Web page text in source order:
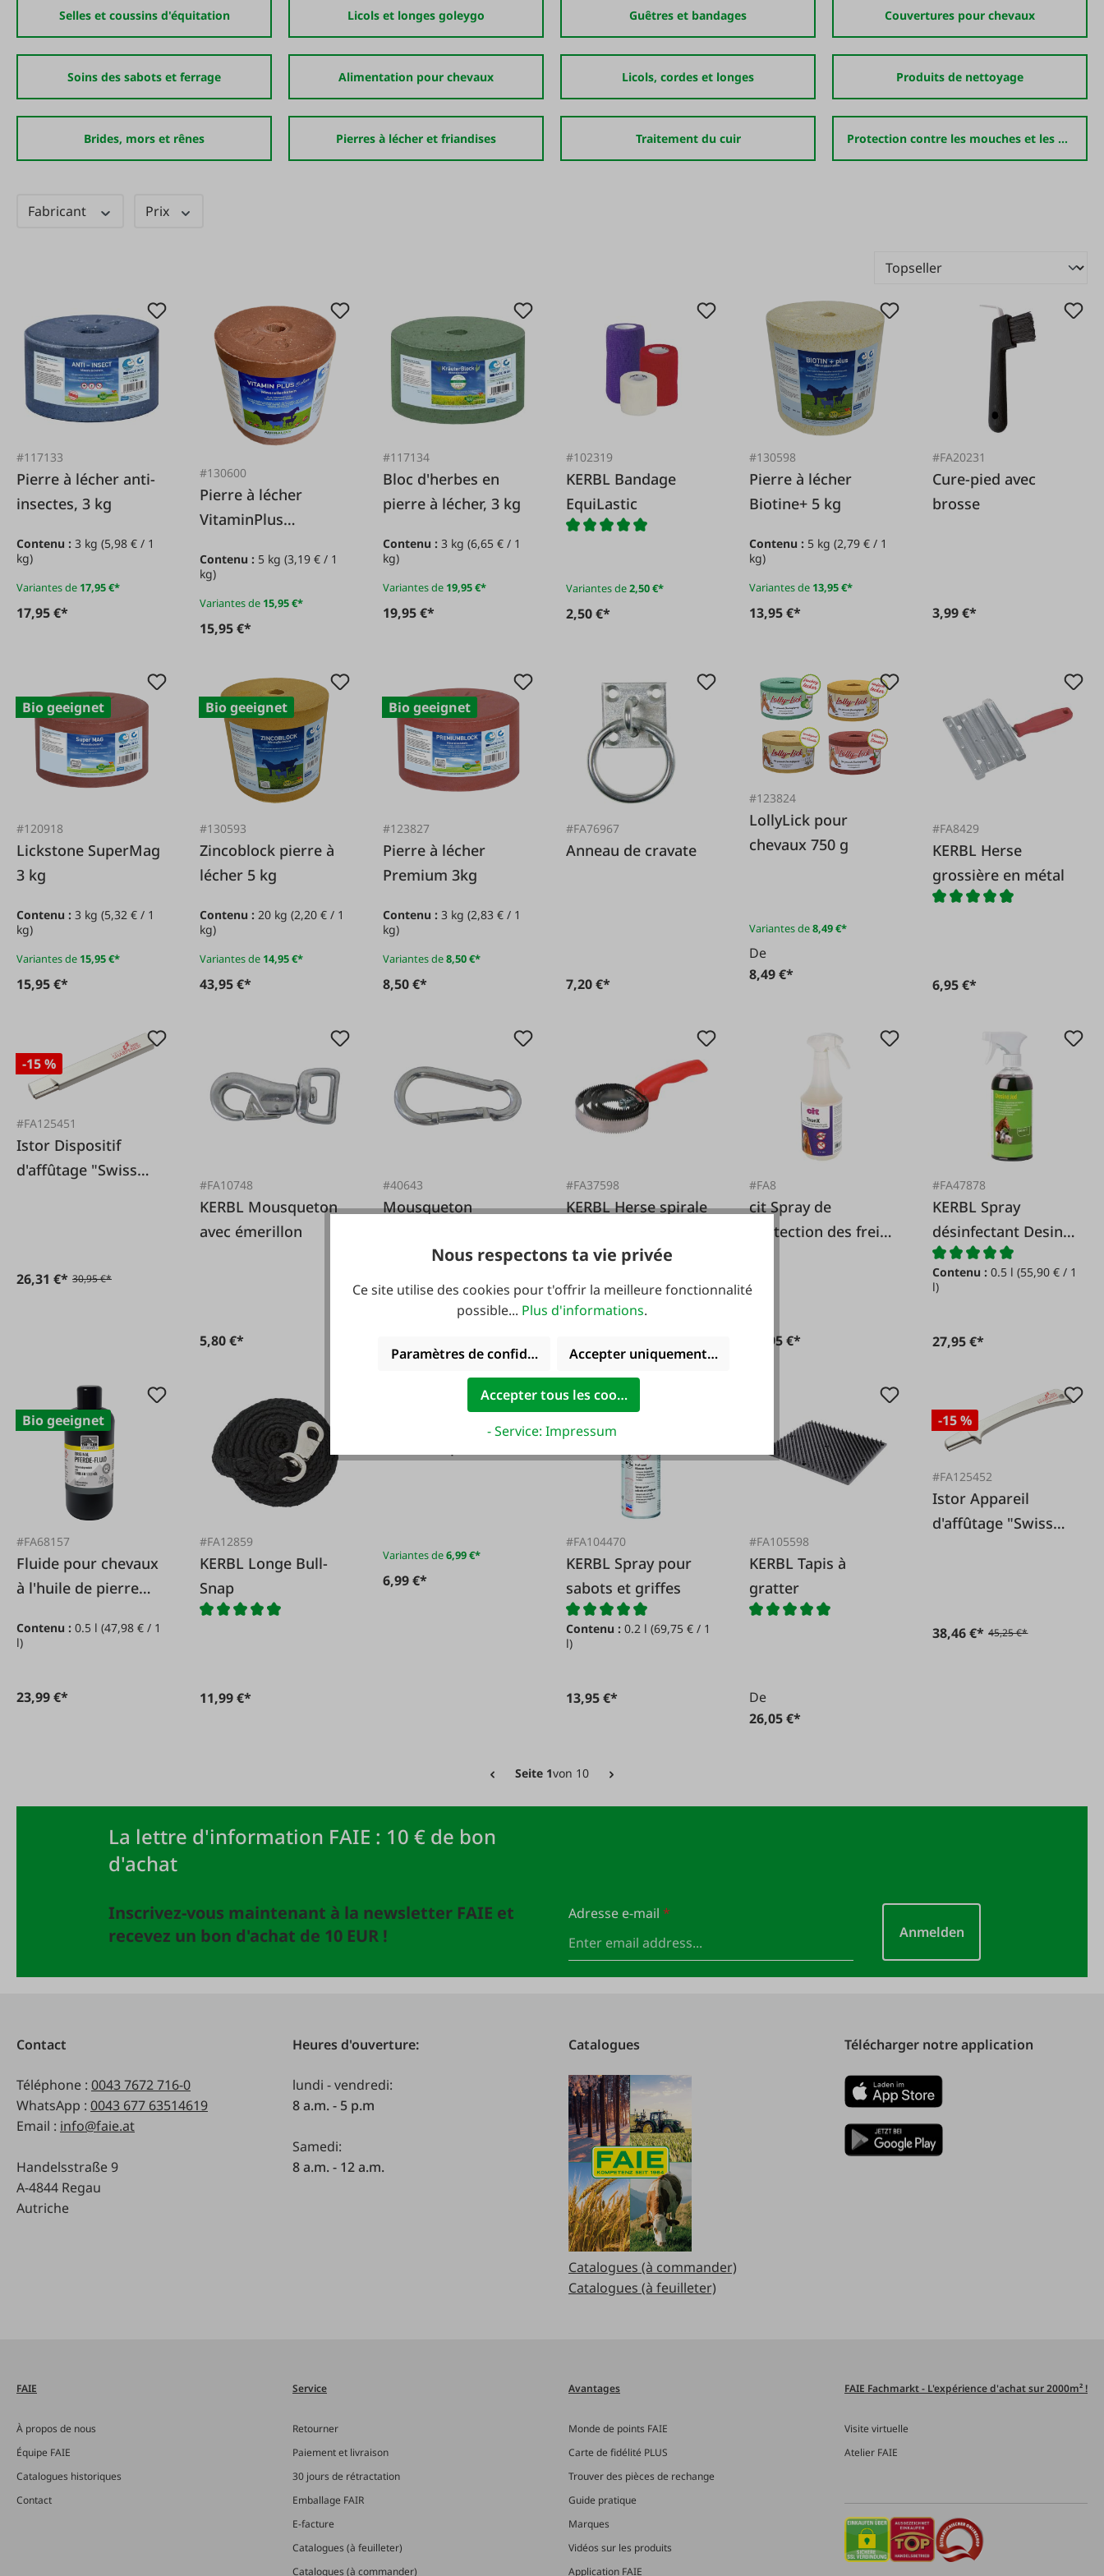
Selles et coussins d'équitation Licols et longes goleygo Guêtres et bandages Couvertures pour chevaux
Soins des sabots et ferrage Alimentation pour chevaux Licols, cordes et longes Produits de nettoyage
Brides, mors et rênes Pierres à lécher et friandises Traitement du cuir Protection contre les mouches et les parasites
Fabricant Prix
#117133
Pierre à lécher anti-
insectes, 3 kg
Contenu : 3 kg (5,98 € / 1
kg)
Variantes de 17,95 €*
17,95 €*
#130600
Pierre à lécher
VitaminPlus
Contenu : 5 kg(3,19 € / 1
kg)
Variantes de 15,95 €*
15,95 €*
#117134
Bloc d'herbes en
pierre à lécher, 3 kg
Contenu :3 kg(6,65 € / 1
kg)
Variantes de 19,95 €*
19,95 €*
#102319
KERBL Bandage
EquiLastic
Variantes de2,50 €*
2,50 €*
#130598
Pierre à lécher
Biotine+ 5 kg
Contenu : 5 kg(2,79 € / 1
kg)
Variantes de 13,95 €*
13,95 €*
#FA20231
Cure-pied avec
brosse
3,99 €*
Bio geeignet
#120918
Lickstone SuperMag
3 kg
Contenu : 3 kg (5,32 € / 1
kg)
Variantes de 15,95 €*
15,95 €*
Bio geeignet
#130593
Zincoblock pierre à
lécher 5 kg
Contenu :20 kg(2,20 € / 1
kg)
Variantes de 14,95 €*
43,95 €*
Bio geeignet
#123827
Pierre à lécher
Premium 3kg
Contenu :3 kg(2,83 € / 1
kg)
Variantes de8,50 €*
8,50 €*
#FA76967
Anneau de cravate
7,20 €*
#123824
LollyLick pour
chevaux 750 g
Variantes de8,49 €*
De
8,49 €*
#FA8429
KERBL Herse
grossière en métal
6,95 €*
-15 %
#FA125451
Istor Dispositif
d'affûtage "Swiss
26,31 €* 30,95 €*
#FA10748
KERBL Mousqueton
avec émerillon
5,80 €*
#40643
Mousqueton
1,19 €*
#FA37598
KERBL Herse spirale
#FA8
cit Spray de
protection des freins
37,95 €*
#FA47878
KERBL Spray
désinfectant Desino
Iode*
Contenu :0.5 l(55,90 € / 1
l)
27,95 €*
Bio geeignet
#FA68157
Fluide pour chevaux
à l'huile de pierre
Contenu : 0.5 l (47,98 € / 1
l)
23,99 €*
#FA12859
KERBL Longe Bull-
Snap
11,99 €*
Variantes de6,99 €*
6,99 €*
#FA104470
KERBL Spray pour
sabots et griffes
Contenu :0.2 l(69,75 € / 1
l)
13,95 €*
#FA105598
KERBL Tapis à
gratter
De
26,05 €*
-15 %
#FA125452
Istor Appareil
d'affûtage "Swiss
38,46 €* 45,25 €*
Seite 1von 10
La lettre d'information FAIE : 10 € de bon
d'achat
Inscrivez-vous maintenant à la newsletter FAIE et
recevez un bon d'achat de 10 EUR !
Adresse e-mail *
Anmelden
Contact
Téléphone : 0043 7672 716-0
WhatsApp : 0043 677 63514619
Email : info@faie.at
Handelsstraße 9
A-4844 Regau
Autriche
Heures d'ouverture:
lundi - vendredi:
8 a.m. - 5 p.m
Samedi:
8 a.m. - 12 a.m.
Catalogues
Catalogues (à commander)
Catalogues (à feuilleter)
Télécharger notre application
FAIE
À propos de nous
Équipe FAIE
Catalogues historiques
Contact
Service
Retourner
Paiement et livraison
30 jours de rétractation
Emballage FAIR
E-facture
Catalogues (à feuilleter)
Catalogues (à commander)
Avantages
Monde de points FAIE
Carte de fidélité PLUS
Trouver des pièces de rechange
Guide pratique
Marques
Vidéos sur les produits
Application FAIE
FAIE Fachmarkt - L'expérience d'achat sur 2000m² !
Visite virtuelle
Atelier FAIE
Nous respectons ta vie privée
Ce site utilise des cookies pour t'offrir la meilleure fonctionnalité
possible... Plus d'informations.
Paramètres de confidentialitéAccepter uniquement les cookies fonctionnels
Accepter tous les cookies
- Service: Impressum